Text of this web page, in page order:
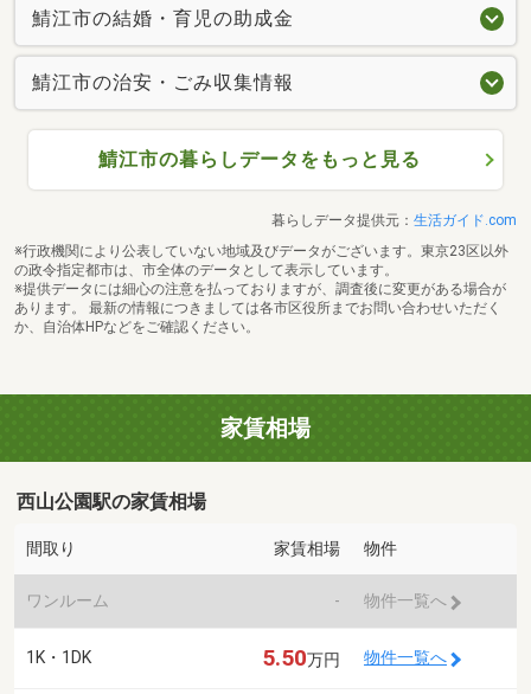
鯖江市の結婚・育児の助成金
鯖江市の治安・ごみ収集情報
鯖江市の暮らしデータをもっと見る
暮らしデータ提供元： 生活ガイド.com
※行政機関により公表していない地域及びデータがございます。東京23区以外
の政令指定都市は、市全体のデータとして表示しています。
※提供データには細心の注意を払っておりますが、調査後に変更がある場合が
あります。 最新の情報につきましては各市区役所までお問い合わせいただく
か、自治体HPなどをご確認ください。
家賃相場
西山公園駅の家賃相場
間取り 家賃相場 物件
ワンルーム - 物件一覧へ
1K・1DK 5.50万円 物件一覧へ